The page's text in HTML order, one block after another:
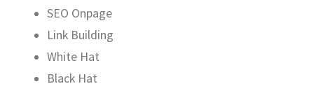
SEO Onpage
Link Building
White Hat
Black Hat